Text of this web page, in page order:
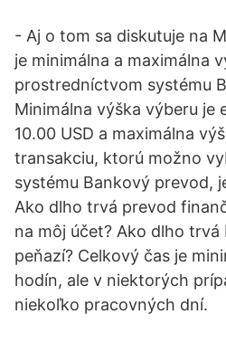
- Aj o tom sa diskutuje na
je minimálna a maximálna
prostredníctvom systému
Minimálna výška výberu je
10.00 USD a maximálna
transakciu, ktorú možno
systému Bankový prevod,
Ako dlho trvá prevod
na môj účet? Ako dlho
peňazí? Celkový čas je
hodín, ale v niektorých
niekoľko pracovných dní.